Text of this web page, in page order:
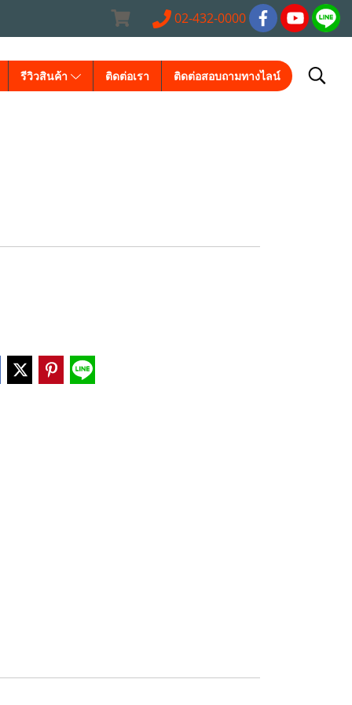
02-432-0000
รีวิวสินค้า ติดต่อเรา ติดต่อสอบถามทางไลน์